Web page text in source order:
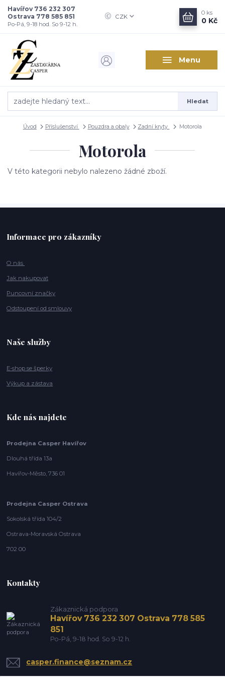
Menu
CZK
Hledat
Havířov 736 232 307
Ostrava 778 585 851
Po-Pá, 9-18 hod. So 9-12 h.
0 ks
0 Kč
Úvod Příslušenství Pouzdra a obaly Zadní kryty Motorola
Motorola
V této kategorii nebylo nalezeno žádné zboží.
Informace pro zákazníky
O nás
Jak nakupovat
Puncovní značky
Odstoupení od smlouvy
Naše služby
E-shop se šperky
Výkup a zástava
Kde nás najdete
Prodejna Casper Havířov
Dlouhá třída 13a
Havířov-Město, 736 01
Prodejna Casper Ostrava
Sokolská třída 104/2
Ostrava-Moravská Ostrava
702 00
Kontakty
Zákaznická podpora
Havířov 736 232 307 Ostrava 778 585
851
Po-Pá, 9-18 hod. So 9-12 h.
casper.finance@seznam.cz